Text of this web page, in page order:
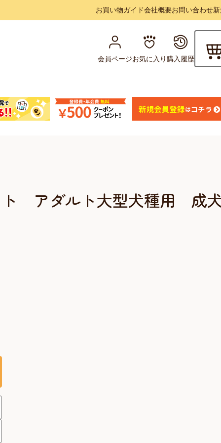
お買い物ガイド会社概要お問い合わせ
会員ページお気に入り購入履歴
ト アダルト大型犬種用 成